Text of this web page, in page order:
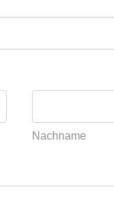
Nachname